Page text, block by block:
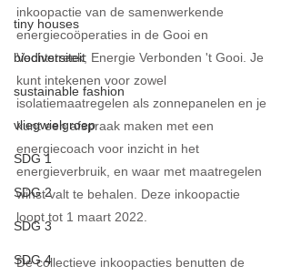
tiny houses
biodiversiteit
sustainable fashion
vliegwielgroep
SDG 1
SDG 2
SDG 3
SDG 4
inkoopactie van de samenwerkende
energiecoöperaties in de Gooi en
Vechtstreek; Energie Verbonden 't Gooi. Je
kunt intekenen voor zowel
isolatiemaatregelen als zonnepanelen en je
kunt een afspraak maken met een
energiecoach voor inzicht in het
energieverbruik, en waar met maatregelen
winst valt te behalen. Deze inkoopactie
loopt tot 1 maart 2022.
De collectieve inkoopacties benutten de